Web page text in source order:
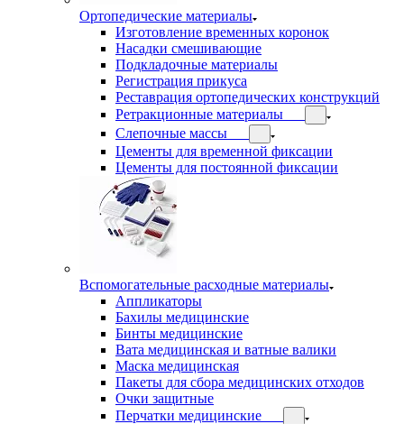
Ортопедические материалы
Изготовление временных коронок
Насадки смешивающие
Подкладочные материалы
Регистрация прикуса
Реставрация ортопедических конструкций
Ретракционные материалы
Слепочные массы
Цементы для временной фиксации
Цементы для постоянной фиксации
Вспомогательные расходные материалы
Аппликаторы
Бахилы медицинские
Бинты медицинские
Вата медицинская и ватные валики
Маска медицинская
Пакеты для сбора медицинских отходов
Очки защитные
Перчатки медицинские